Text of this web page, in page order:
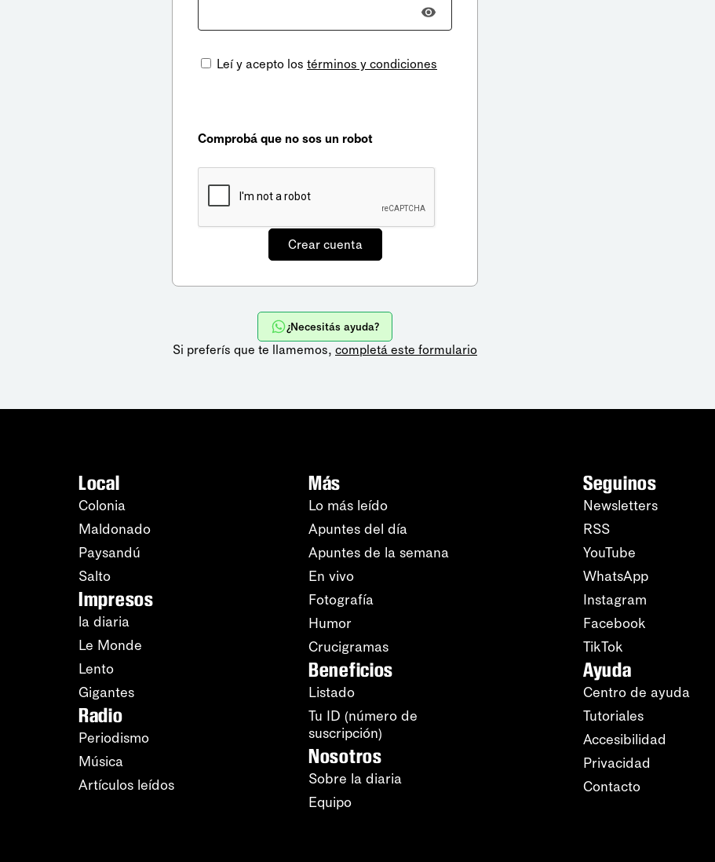
Leí y acepto los términos y condiciones
Comprobá que no sos un robot
¿Necesitás ayuda?
Si preferís que te llamemos, completá este formulario
Local
Colonia
Maldonado
Paysandú
Salto
Impresos
la diaria
Le Monde
Lento
Gigantes
Radio
Periodismo
Música
Artículos leídos
Más
Lo más leído
Apuntes del día
Apuntes de la semana
En vivo
Fotografía
Humor
Crucigramas
Beneficios
Listado
Tu ID (número de
suscripción)
Nosotros
Sobre la diaria
Equipo
Seguinos
Newsletters
RSS
YouTube
WhatsApp
Instagram
Facebook
TikTok
Ayuda
Centro de ayuda
Tutoriales
Accesibilidad
Privacidad
Contacto